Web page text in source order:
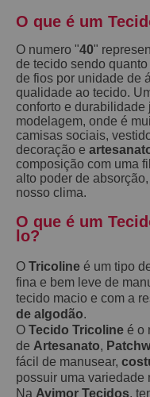
O que é um
O numero "40"
de tecido sendo
de fios por unidade de
qualidade ao tecido.
conforto e durabilidade
modelagem, onde é
camisas sociais,
decoração e
composição com uma
alto poder de
nosso clima.
O que é um
lo?
O Tricoline é um tipo
fina e bem leve de
tecido macio e com a
de algodão.
O Tecido Tricoline é o
de Artesanato,
fácil de manusear,
possuir uma variedade
Na Avimor Tecidos,